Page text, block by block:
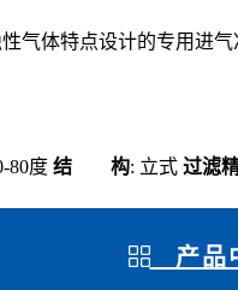
气体特点设计的专用进
80度 结 构: 立式 过滤
产品